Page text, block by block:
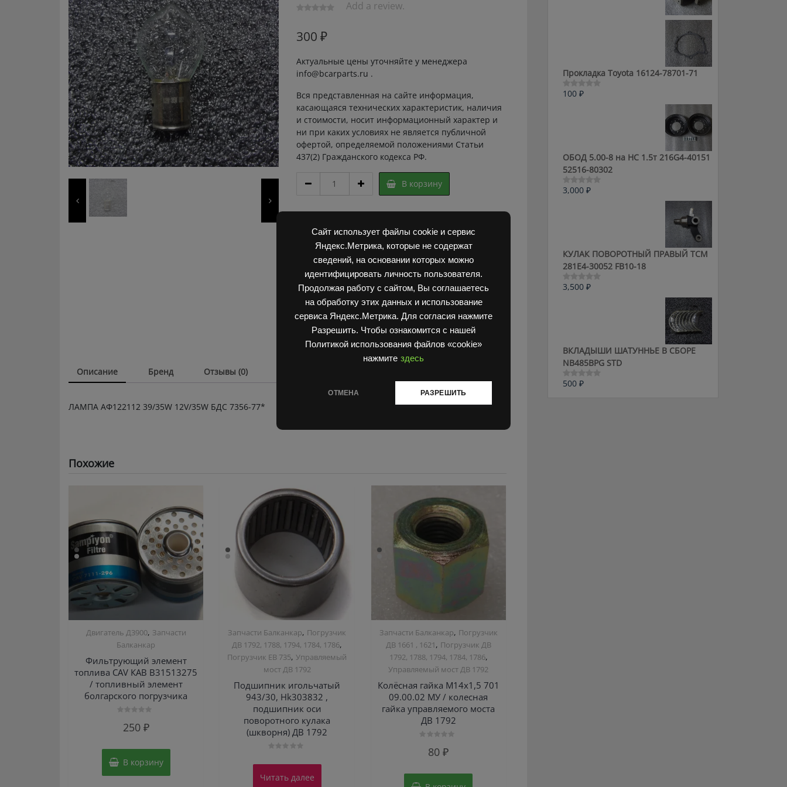
Сайт использует файлы cookie и сервис
Яндекс.Метрика, которые не содержат
сведений, на основании которых можно
идентифицировать личность пользователя.
Продолжая работу с сайтом, Вы соглашаетесь
на обработку этих данных и использование
сервиса Яндекс.Метрика. Для согласия нажмите
Разрешить. Чтобы ознакомится с нашей
Политикой использования файлов «cookie»
нажмите здесь
ОТМЕНА РАЗРЕШИТЬ
Add a review.
300 ₽
Актуальные цены уточняйте у менеджера
info@bcarparts.ru .
Вся представленная на сайте информация,
касающаяся технических характеристик, наличия
и стоимости, носит информационный характер и
ни при каких условиях не является публичной
офертой, определяемой положениями Статьи
437(2) Гражданского кодекса РФ.
АФ122112
12V/35W
БДС
77*
quantity
В корзину
Категории:Запчасти Балканкар,Погрузчик ДВ
1792, 1788, 1794, 1784, 1786
Описание Бренд Отзывы (0)
ЛАМПА АФ122112 39/35W 12V/35W БДС 7356-77*
Похожие
Двигатель Д3900, Запчасти
Балканкар
Фильтрующий элемент
топлива CAV КАВ B31513275
/ топливный элемент
болгарского погрузчика
250 ₽
В корзину
Запчасти Балканкар, Погрузчик
ДВ 1792, 1788, 1794, 1784, 1786,
Погрузчик ЕВ 735,Управляемый
мост ДВ 1792
Подшипник игольчатый
943/30, Hk303832 ,
подшипник оси
поворотного кулака
(шкворня) ДВ 1792
0
5
Читать далее
Запчасти Балканкар, Погрузчик
ДВ 1661 , 1621, Погрузчик ДВ
1792, 1788, 1794, 1784, 1786,
Управляемый мост ДВ 1792
Колёсная гайка М14х1,5 701
09.00.02 МУ / колесная
гайка управляемого моста
ДВ 1792
80₽
Прокладка Toyota 16124-78701-71
Оценка
100 ₽
ОБОД 5.00-8 на HC 1.5т 216G4-40151
52516-80302
Оценка
3,000 ₽
КУЛАК ПОВОРОТНЫЙ ПРАВЫЙ ТСМ
281E4-30052 FB10-18
Оценка
3,500 ₽
ВКЛАДЫШИ ШАТУННЬЕ В СБОРЕ
NB485BPG STD
Оценка
500 ₽